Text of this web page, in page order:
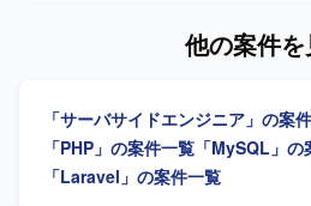
既存システムの改善と刷新を通じ
開発になります。次期フレームワ
Symfony等のMVCフレームワーク
動化にPlaywright等のツールを利用
AWS (EC2, Aurora MySQL,
やGoの導入も検討中です。
Code, Cursor, Codex, Gemini
（JIRAを利用） チーム構成：7名（ディレクター2名、エン
ジニア4名、アシスタント2名）
他の案件
「サーバサイドエンジニア」の案
「PHP」の案件一覧 「MySQL」
「Laravel」の案件一覧